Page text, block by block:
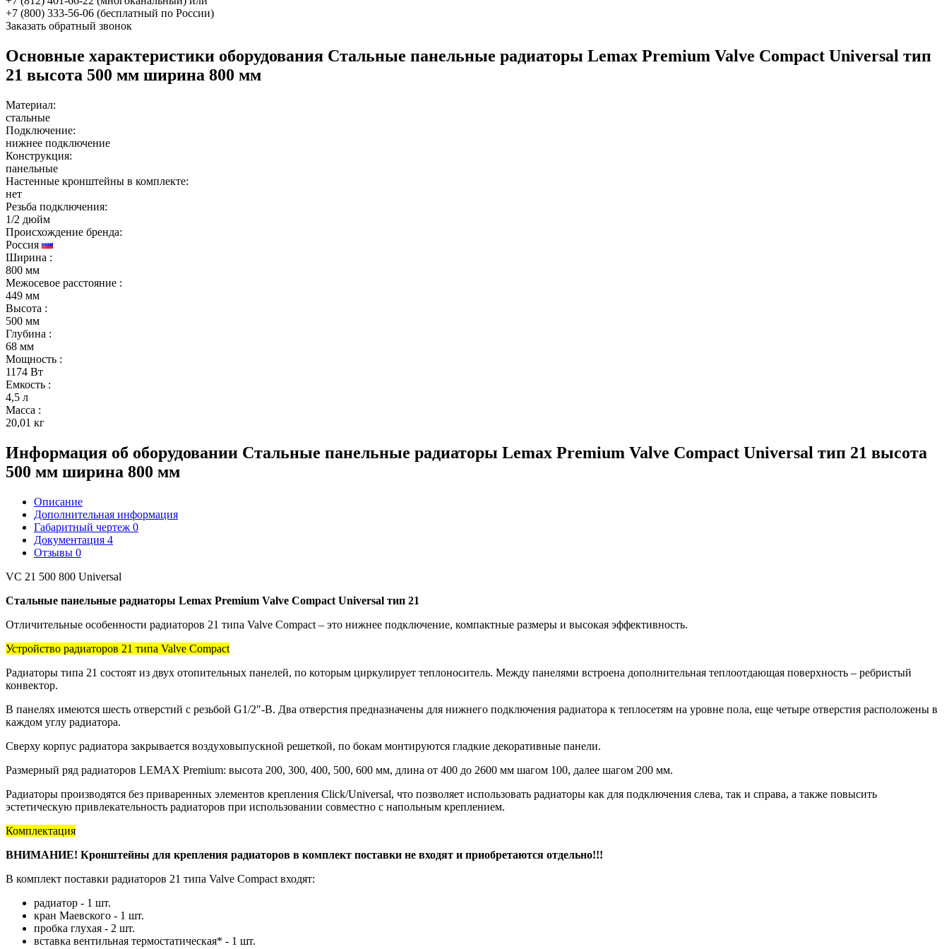
+7 (800) 333-56-06 (бесплатный по России)
Заказать обратный звонок
Основные характеристики оборудования Стальные панельные радиаторы Lemax Premium Valve Compact Universal тип
21 высота 500 мм ширина 800 мм
Материал:
стальные
Подключение:
нижнее подключение
Конструкция:
панельные
Настенные кронштейны в комплекте:
нет
Резьба подключения:
1/2 дюйм
Происхождение бренда:
Россия
Ширина :
800 мм
Межосевое расстояние :
449 мм
Высота :
500 мм
Глубина :
68 мм
Мощность :
1174 Вт
Емкость :
4,5 л
Масса :
20,01 кг
Информация об оборудовании Стальные панельные радиаторы Lemax Premium Valve Compact Universal тип 21 высота
500 мм ширина 800 мм
Описание
Дополнительная информация
Габаритный чертеж 0
Документация 4
Отзывы 0
VC 21 500 800 Universal
Стальные панельные радиаторы Lemax Premium Valve Compact Universal тип 21
Отличительные особенности радиаторов 21 типа Valve Compact – это нижнее подключение, компактные размеры и высокая эффективность.
Устройство радиаторов 21 типа Valve Compact
Радиаторы типа 21 состоят из двух отопительных панелей, по которым циркулирует теплоноситель. Между панелями встроена дополнительная теплоотдающая поверхность – ребристый
конвектор.
В панелях имеются шесть отверстий с резьбой G1/2″-B. Два отверстия предназначены для нижнего подключения радиатора к теплосетям на уровне пола, еще четыре отверстия расположены в
каждом углу радиатора.
Сверху корпус радиатора закрывается воздуховыпускной решеткой, по бокам монтируются гладкие декоративные панели.
Размерный ряд радиаторов LEMAX Premium: высота 200, 300, 400, 500, 600 мм, длина от 400 до 2600 мм шагом 100, далее шагом 200 мм.
Радиаторы производятся без приваренных элементов крепления Click/Universal, что позволяет использовать радиаторы как для подключения слева, так и справа, а также повысить
эстетическую привлекательность радиаторов при использовании совместно с напольным креплением.
Комплектация
ВНИМАНИЕ! Кронштейны для крепления радиаторов в комплект поставки не входят и приобретаются отдельно!!!
В комплект поставки радиаторов 21 типа Valve Compact входят:
радиатор - 1 шт.
кран Маевского - 1 шт.
пробка глухая - 2 шт.
вставка вентильная термостатическая* - 1 шт.